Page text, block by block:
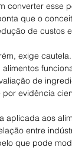
converter esse
que o
de custos
exige
alimentos
de
evidência
aplicada aos
entre
que pode